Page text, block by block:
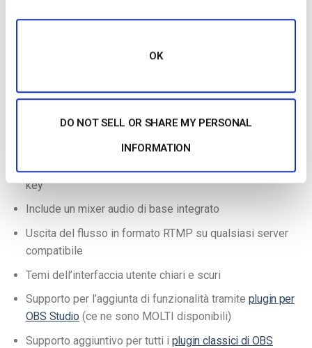
OK
DO NOT SELL OR SHARE MY PERSONAL
INFORMATION
OBS ha una serie di funzioni piuttosto ampia, tra cui le
Numero illimitato di sorgenti audio, video e file
Supporta file video FLV/MP4 e file audio AAC/MP3
Supporta le transizioni
Include filtri per gli effetti video di base, come il chroma
key
Include un mixer audio di base integrato
Uscita del flusso in formato RTMP su qualsiasi server
compatibile
Temi dell’interfaccia utente chiari e scuri
Supporto per l’aggiunta di funzionalità tramite plugin per
OBS Studio (ce ne sono MOLTI disponibili)
Supporto aggiuntivo per tutti i plugin classici di OBS